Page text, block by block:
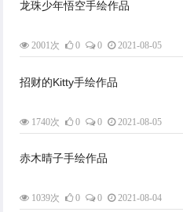
龙珠少年悟空手绘作品
2001次 0 0 2021-08-05
招财的Kitty手绘作品
1740次 0 0 2021-08-05
赤木晴子手绘作品
1039次 0 0 2021-08-04